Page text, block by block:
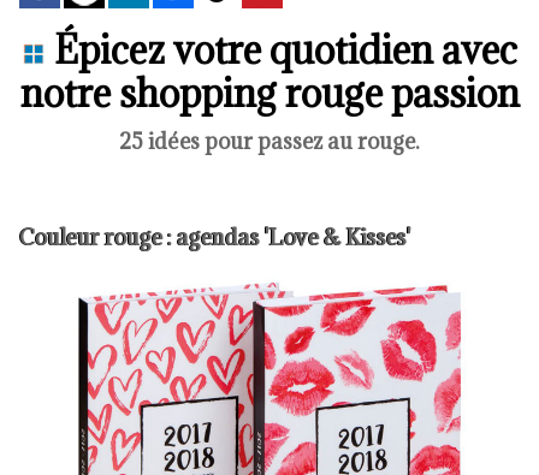
Épicez votre quotidien avec
notre shopping rouge passion
25 idées pour passez au rouge.
Couleur rouge : agendas 'Love & Kisses'